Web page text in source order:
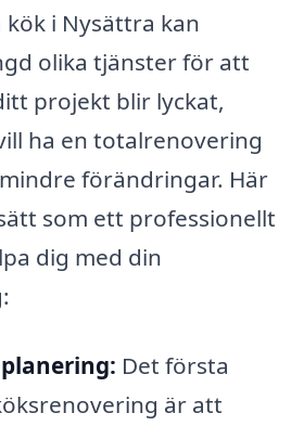
i Nysättra kan
olika tjänster för att
projekt blir lyckat,
ha en totalrenovering
förändringar. Här
som ett professionellt
dig med din
Det första
är att